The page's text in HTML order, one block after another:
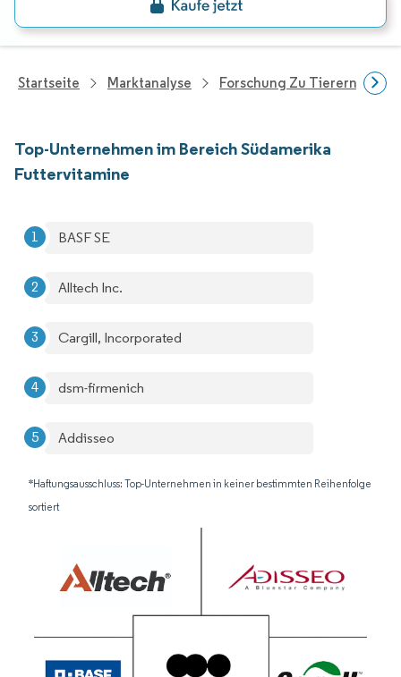
Startseite Marktanalyse Forschung Zu
Top-Unternehmen im Bereich Südamerika
Futtervitamine
BASF SE
Alltech Inc.
Cargill, Incorporated
dsm-firmenich
Addisseo
*Haftungsausschluss: Top-Unternehmen in keiner bestimmten Reihenfolge
sortiert